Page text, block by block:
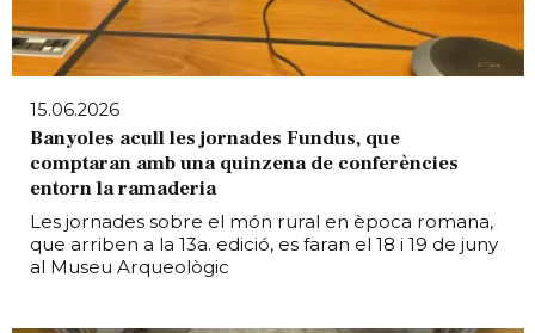
15.06.2026
Banyoles acull les jornades Fundus, que
comptaran amb una quinzena de conferències
entorn la ramaderia
Les jornades sobre el món rural en època romana,
que arriben a la 13a. edició, es faran el 18 i 19 de juny
al Museu Arqueològic